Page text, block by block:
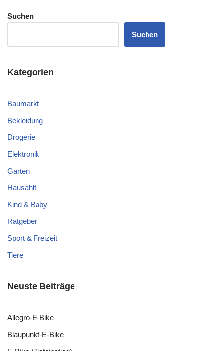
Suchen
Suchen
Kategorien
Baumarkt
Bekleidung
Drogerie
Elektronik
Garten
Hausahlt
Kind & Baby
Ratgeber
Sport & Freizeit
Tiere
Neuste Beiträge
Allegro-E-Bike
Blaupunkt-E-Bike